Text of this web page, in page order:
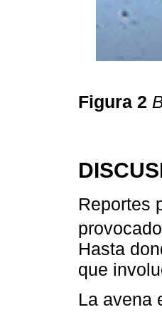
Figura 2
Reportes
Hasta
que
La avena